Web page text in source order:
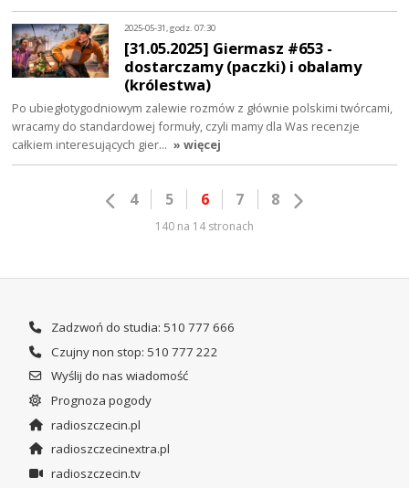
2025-05-31, godz. 07:30
[31.05.2025] Giermasz #653 -
dostarczamy (paczki) i obalamy
(królestwa)
Po ubiegłotygodniowym zalewie rozmów z głównie polskimi twórcami,
wracamy do standardowej formuły, czyli mamy dla Was recenzje
całkiem interesujących gier… » więcej
4 5 6 7 8
140 na 14 stronach
Zadzwoń do studia: 510 777 666
Czujny non stop: 510 777 222
Wyślij do nas wiadomość
Prognoza pogody
radioszczecin.pl
radioszczecinextra.pl
radioszczecin.tv